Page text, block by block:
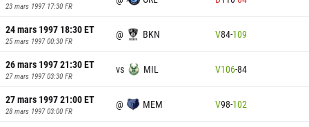
23 mars 1997 17:30 FR
24 mars 1997 18:30ET
25 mars 1997 00:30 FR
@ BKN V84-109
26 mars 1997 21:30ET
27 mars 1997 03:30 FR
vs MIL V106-84
27 mars 1997 21:00ET
28 mars 1997 03:00 FR
@ MEM V98-102